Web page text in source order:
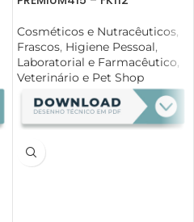
Cosméticos e Nutracêuticos,
Frascos, Higiene Pessoal,
Laboratorial e Farmacêutico,
Veterinário e Pet Shop